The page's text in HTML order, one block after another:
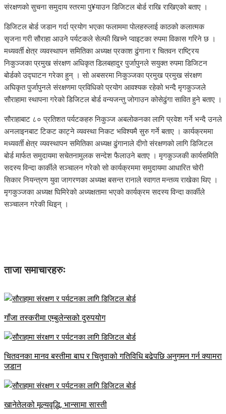
संरक्षणको सुचना समुदाय स्तरमा पु¥याउन डिजिटल बोर्ड राखि राखिएको बताए ।
डिजिटल बोर्ड जडान गर्दा प्रयोग भएका फलाममा पोलहरुलाई काठको कलात्मक
सृजना गरी सौराहा आउने पर्यटकले सेल्फी खिच्ने प्वाइटका रुपमा विकास गरिने छ ।
मध्यवर्ती क्षेत्र व्यवस्थापन समितिका अध्यक्ष प्रकाश ढुंगाना र चितवन राष्ट्रिय
निकुञ्जका प्रमुख संरक्षण अधिकृत डिलबहादुर पुर्जापुनले सयुक्त रुपमा डिजिटन
बोर्डको उद्घाटन गरेका हुन् । सो अबसरमा निकुञ्जका प्रमुख प्रमुख संरक्षण
अघिकृत पुर्जापुनले संरक्षणमा प्रविधिको प्रयोग आवश्यक रहेको भन्दै मृगकुञ्जले
सौराहामा स्थापना गरेको डिजिटल बोर्ड वन्यजन्तु जोगाउन कोसेढुंगा सावित हुने बताए ।
सौराहाबाट ८० प्रतिशत पर्यटकहरु निकुञ्ज अबलोकनका लागि प्रवेश गर्ने भन्दै उनले
अनलाइनबाट टिकट काट्ने व्यवस्था निकट भविश्यमै सुरु गर्ने बताए । कार्यक्रममा
मध्यवर्ती क्षेत्र व्यवस्थापन समितिका अध्यक्ष ढुंगानाले दीगो संरक्षणको लागि डिजिटल
बोर्ड मार्फत समुदायमा सचेतनामुलक सन्देश फैलाउने बताए । मृगकुञ्जकी कार्यसमिति
सदस्य विन्दा कार्कीले सञ्चालन गरेको सो कार्यक्रममा समुदायमा आधारित चोरी
सिकार नियन्त्रण युवा जागरणका अध्यक्ष बसन्त रानाले स्वागत मन्तव्य राखेका थिए ।
मृगकुञ्जका अध्यक्ष घिमिरेको अध्यक्षतामा भएको कार्यक्रम सदस्य विन्दा कार्कीले
सञ्चालन गरेकी थिइन् ।
ताजा समाचारहरुः
गाँजा तस्करीमा एम्बुलेन्सको दुरुपयोग
चितवनका मानव बस्तीमा बाघ र चितुवाको गतिविधि बढेपछि अनुगमन गर्न क्यामरा
जडान
खानेतेलको मूल्यवृद्धि, भान्सामा सास्ती